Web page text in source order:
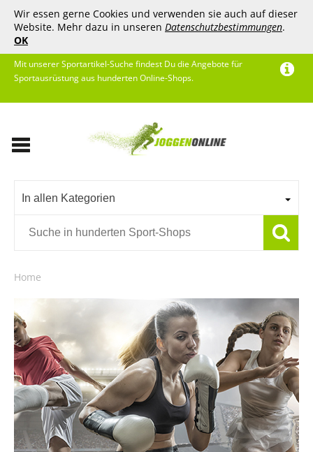
Wir essen gerne Cookies und verwenden sie auch auf dieser
Website. Mehr dazu in unseren Datenschutzbestimmungen.
OK
Mit unserer Sportartikel-Suche findest Du die Angebote für
Sportausrüstung aus hunderten Online-Shops.
In allen Kategorien
Home